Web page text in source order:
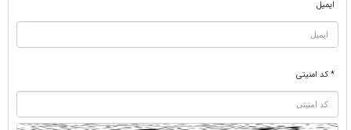
ایمیل
* کد امنیتی